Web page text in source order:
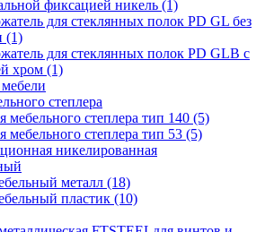
фиксацией никель (1)
для стеклянных полок PD GL без
(1)
для стеклянных полок PD GLВ с
хром (1)
степлера
мебельного степлера тип 140 (5)
мебельного степлера тип 53 (5)
никелированная
металл (18)
пластик (10)